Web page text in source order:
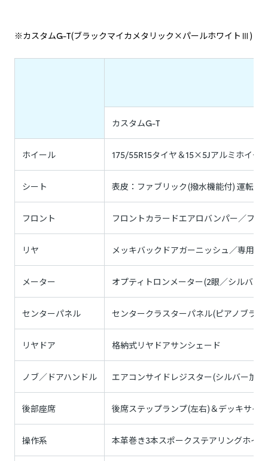
※カスタムG-T(ブラックマイカメタリック×パールホワイトⅢ)
カスタムG-T
ホイール 175/55R15タイヤ＆15×5Jアルミホイー
シート 表皮：ファブリック(撥水機能付) 運転席
フロント フロントカラードエアロバンパー／フ
リヤ メッキバックドアガーニッシュ／専用
メーター オプティトロンメーター(2眼／シルバー
センターパネル センタークラスターパネル(ピアノブラ
リヤドア 格納式リヤドアサンシェード
ノブ／ドアハンドル エアコンサイドレジスター(シルバー加
後部座席 後席ステップランプ(左右)＆デッキサイ
操作系 本革巻き3本スポークステアリングホイ